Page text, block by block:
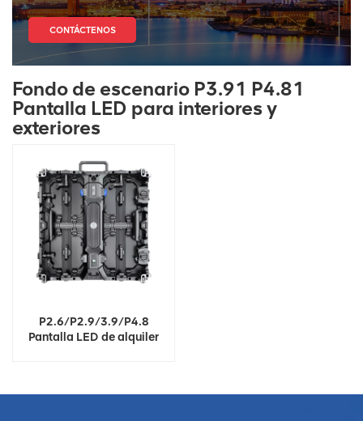
CONTÁCTENOS
Fondo de escenario P3.91 P4.81
Pantalla LED para interiores y
exteriores
P2.6/P2.9/3.9/P4.8
Pantalla LED de alquiler